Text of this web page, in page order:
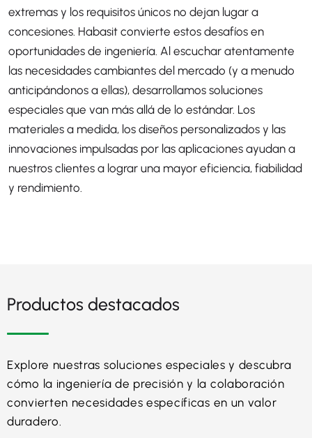
extremas y los requisitos únicos no dejan lugar a
concesiones. Habasit convierte estos desafíos en
oportunidades de ingeniería. Al escuchar atentamente
las necesidades cambiantes del mercado (y a menudo
anticipándonos a ellas), desarrollamos soluciones
especiales que van más allá de lo estándar. Los
materiales a medida, los diseños personalizados y las
innovaciones impulsadas por las aplicaciones ayudan a
nuestros clientes a lograr una mayor eficiencia, fiabilidad
y rendimiento.
Productos destacados
Explore nuestras soluciones especiales y descubra
cómo la ingeniería de precisión y la colaboración
convierten necesidades específicas en un valor
duradero.